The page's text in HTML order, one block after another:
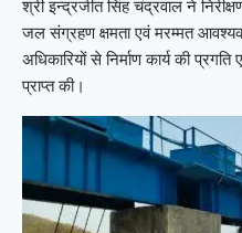
श्री इन्द्रजीत सिंह चंद्रवाल ने
जल संग्रहण क्षमता एवं मरम्मत
अधिकारियों से निर्माण कार्य की
प्राप्त की।